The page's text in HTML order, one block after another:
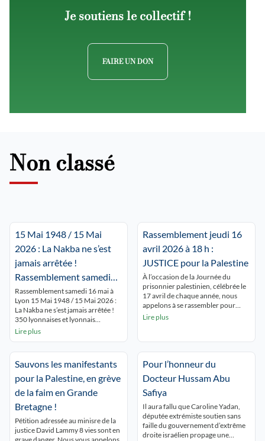
Je soutiens le collectif !
FAIRE UN DON
Non classé
15 Mai 1948 / 15 Mai
2026 : La Nakba ne s’est
jamais arrêtée !
Rassemblement samedi
16 mai à Lyon Place de la
République 15 h.
Rassemblement samedi 16 mai à
Lyon 15 Mai 1948 / 15 Mai 2026 :
La Nakba ne s’est jamais arrêtée !
350 lyonnaises et lyonnais
commémorent la NAKBA
avec toi ! ». Les passants du centre
ville découvrent les nombreux
panneaux […]
Lire plus
Rassemblement jeudi 16
avril 2026 à 18 h :
JUSTICE pour la Palestine
À l’occasion de la Journée du
prisonnier palestinien, célébrée le
17 avril de chaque année, nous
appelons à se rassembler pour
rendre hommage à tous les
les barreaux israéliens. Dans la
situation de génocide à Gaza, de
terreur coloniale en Cisjordanie, la
prisonniers palestiniens est […]
Lire plus
Sauvons les manifestants
pour la Palestine, en grève
de la faim en Grande
Bretagne !
Pétition adressée au minisre de la
justice David Lammy 8 vies sont en
Pour l’honneur du
Docteur Hussam Abu
Safiya
Il aura fallu que Caroline Yadan,
députée extrémiste soutien sans
faille du gouvernement d’extrême
droite israélien propage une